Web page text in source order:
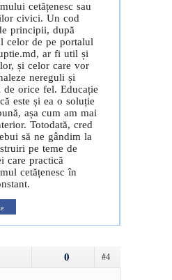
cetățenesc sau
civici. Un cod
principii, după
celor de pe portalul
ar fi util și
și celor care vor
nereguli și
de orice fel. Educație
este și ea o soluție
așa cum am mai
Totodată, cred
să ne gândim la
pe teme de
care practică
cetățenesc în
#4
0